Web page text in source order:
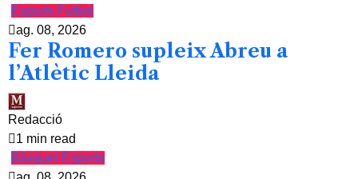
Esports Futbol
ag. 08, 2026
Fer Romero supleix Abreu a
l’Atlètic Lleida
Redacció
1 min read
Bàsquet Esports